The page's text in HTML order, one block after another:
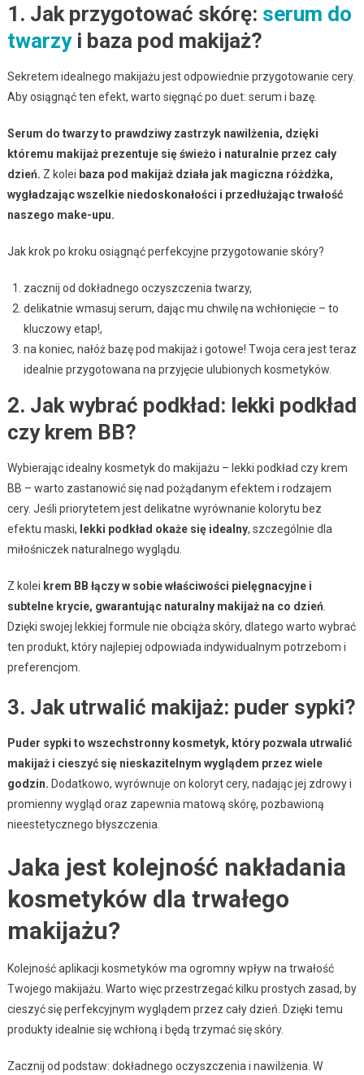
1. Jak przygotować skórę: serum do
twarzyi baza pod makijaż?
Sekretem idealnego makijażu jest odpowiednie przygotowanie cery.
Aby osiągnąć ten efekt, warto sięgnąć po duet: serum i bazę.
Serum do twarzy to prawdziwy zastrzyk nawilżenia, dzięki
któremu makijaż prezentuje się świeżo i naturalnie przez cały
dzień. Z kolei baza pod makijaż działa jak magiczna różdżka,
wygładzając wszelkie niedoskonałości i przedłużając trwałość
naszego make-upu.
Jak krok po kroku osiągnąć perfekcyjne przygotowanie skóry?
zacznij od dokładnego oczyszczenia twarzy,
delikatnie wmasuj serum, dając mu chwilę na wchłonięcie – to
kluczowy etap!,
na koniec, nałóż bazę pod makijaż i gotowe! Twoja cera jest teraz
idealnie przygotowana na przyjęcie ulubionych kosmetyków.
2. Jak wybrać podkład: lekki podkład
czy krem BB?
Wybierając idealny kosmetyk do makijażu – lekki podkład czy krem
BB – warto zastanowić się nad pożądanym efektem i rodzajem
cery. Jeśli priorytetem jest delikatne wyrównanie kolorytu bez
efektu maski, lekki podkład okaże się idealny, szczególnie dla
miłośniczek naturalnego wyglądu.
Z kolei krem BB łączy w sobie właściwości pielęgnacyjne i
subtelne krycie, gwarantując naturalny makijaż na co dzień
Dzięki swojej lekkiej formule nie obciąża skóry, dlatego warto wybrać
ten produkt, który najlepiej odpowiada indywidualnym potrzebom i
preferencjom.
3. Jak utrwalić makijaż: puder sypki?
Puder sypki to wszechstronny kosmetyk, który pozwala utrwalić
makijaż i cieszyć się nieskazitelnym wyglądem przez wiele
godzin. Dodatkowo, wyrównuje on koloryt cery, nadając jej zdrowy i
promienny wygląd oraz zapewnia matową skórę, pozbawioną
nieestetycznego błyszczenia.
Jaka jest kolejność nakładania
kosmetyków dla trwałego
makijażu?
Kolejność aplikacji kosmetyków ma ogromny wpływ na trwałość
Twojego makijażu. Warto więc przestrzegać kilku prostych zasad, by
cieszyć się perfekcyjnym wyglądem przez cały dzień. Dzięki temu
produkty idealnie się wchłoną i będą trzymać się skóry.
Zacznij od podstaw: dokładnego oczyszczenia i nawilżenia. W